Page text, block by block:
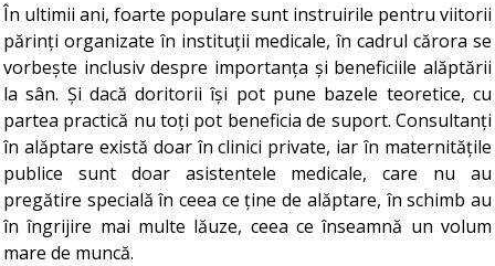
În ultimii ani, foarte populare sunt instruirile pentru viitorii
părinți organizate în instituții medicale, în cadrul cărora se
vorbește inclusiv despre importanța și beneficiile alăptării
la sân. Și dacă doritorii își pot pune bazele teoretice, cu
partea practică nu toți pot beneficia de suport. Consultanți
în alăptare există doar în clinici private, iar în maternitățile
publice sunt doar asistentele medicale, care nu au
pregătire specială în ceea ce ține de alăptare, în schimb au
în îngrijire mai multe lăuze, ceea ce înseamnă un volum
mare de muncă.